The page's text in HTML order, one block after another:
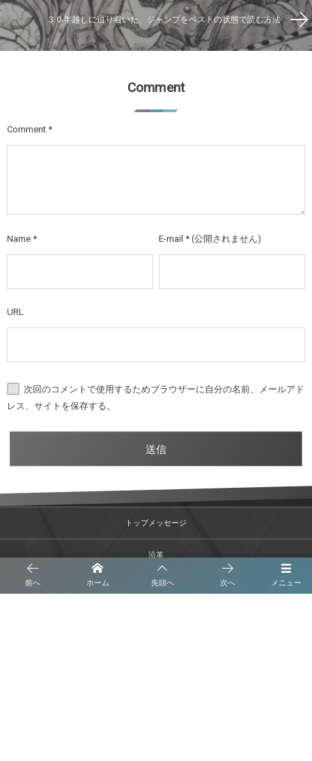
３０年越しに辿り着いた、ジャンプをベストの状態で読む方法
Comment
Comment *
Name * E-mail * (公開されません)
URL
次回のコメントで使用するためブラウザーに自分の名前、メールアド
レス、サイトを保存する。
メニュー
前へ ホーム 先頭へ 次へ
トップメッセージ
沿革
事業内容